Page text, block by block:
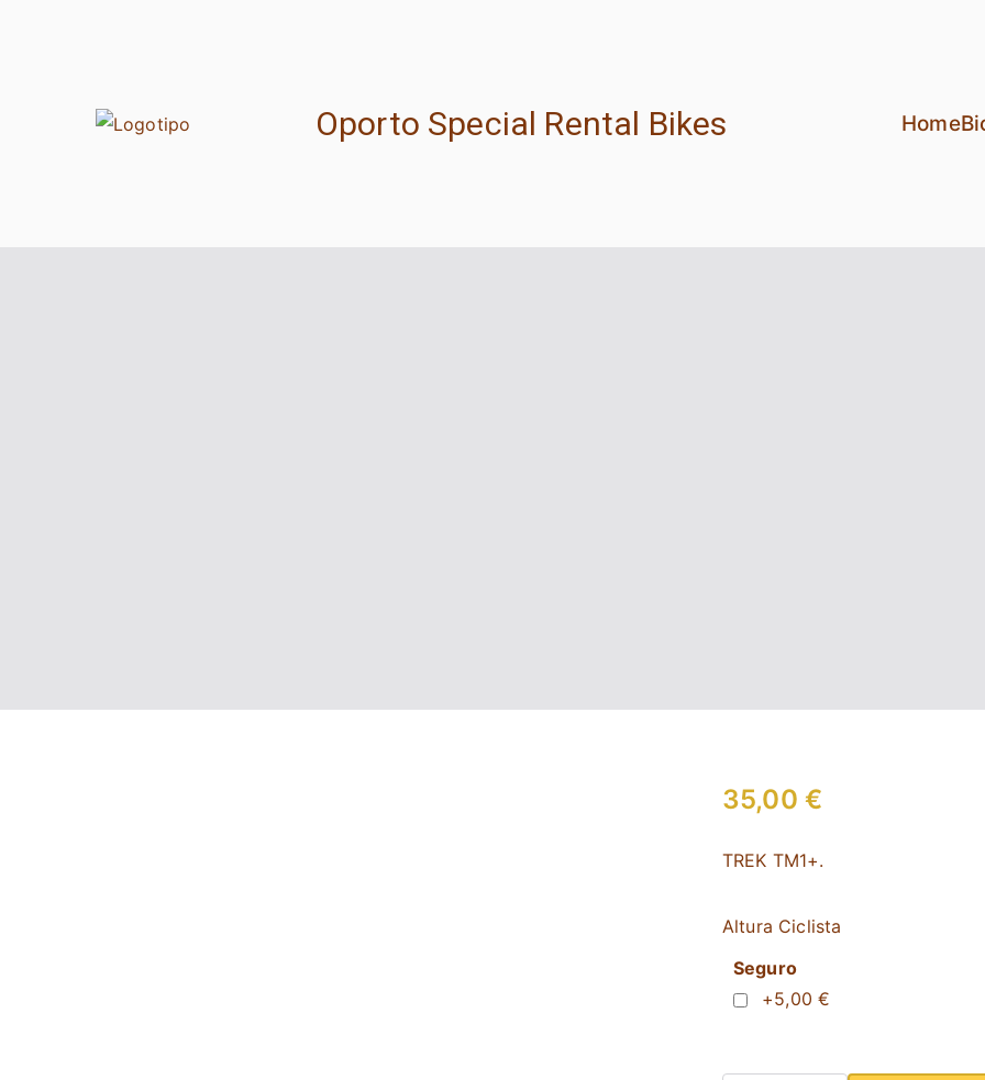
Oporto Special Rental Bikes Home
35,00 €
TREK TM1+.
Altura Ciclista
Seguro
+5,00 €